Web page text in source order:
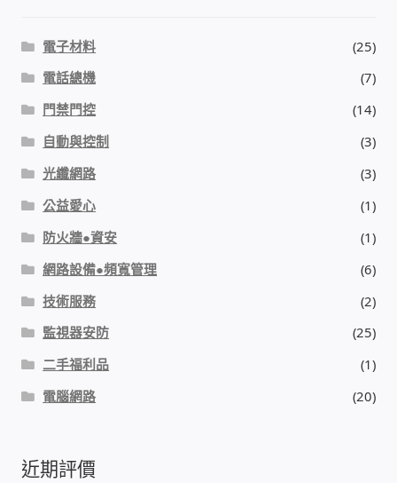
結帳
退款和退貨政策
電子材料
(25)
電話總機
(7)
門禁門控
(14)
自動與控制
(3)
光纖網路
(3)
公益愛心
(1)
防火牆●資安
(1)
網路設備●頻寬管理
(6)
技術服務
(2)
監視器安防
(25)
二手福利品
(1)
電腦網路
(20)
近期評價